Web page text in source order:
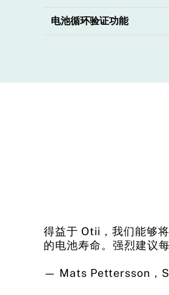
电池循环验证功能
得益于 Otii，我们能够
的电池寿命。强烈建议
— Mats Pettersson，